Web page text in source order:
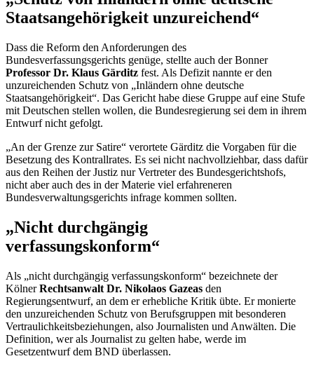
Staatsangehörigkeit unzureichend“
Dass die Reform den Anforderungen des
Bundesverfassungsgerichts genüge, stellte auch der Bonner
Professor Dr. Klaus Gärditz fest. Als Defizit nannte er den
unzureichenden Schutz von „Inländern ohne deutsche
Staatsangehörigkeit“. Das Gericht habe diese Gruppe auf eine Stufe
mit Deutschen stellen wollen, die Bundesregierung sei dem in ihrem
Entwurf nicht gefolgt.
„An der Grenze zur Satire“ verortete Gärditz die Vorgaben für die
Besetzung des Kontrallrates. Es sei nicht nachvollziehbar, dass dafür
aus den Reihen der Justiz nur Vertreter des Bundesgerichtshofs,
nicht aber auch des in der Materie viel erfahreneren
Bundesverwaltungsgerichts infrage kommen sollten.
„Nicht durchgängig
verfassungskonform“
Als „nicht durchgängig verfassungskonform“ bezeichnete der
KölnerRechtsanwalt Dr. Nikolaos Gazeas den
Regierungsentwurf, an dem er erhebliche Kritik übte. Er monierte
den unzureichenden Schutz von Berufsgruppen mit besonderen
Vertraulichkeitsbeziehungen, also Journalisten und Anwälten. Die
Definition, wer als Journalist zu gelten habe, werde im
Gesetzentwurf dem BND überlassen.